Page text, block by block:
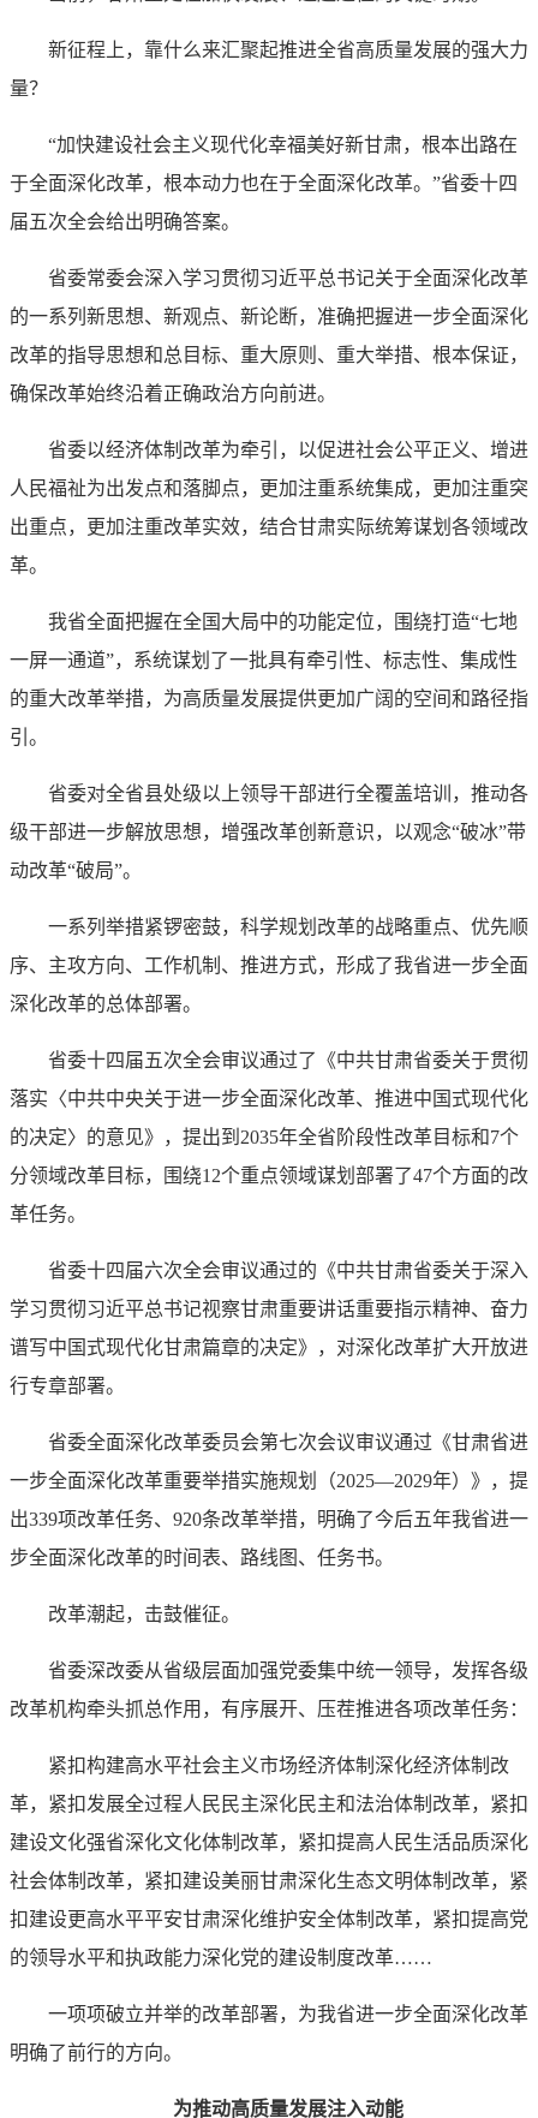
新征程上，靠什么来汇聚起推进全省高质量发展的强大力
量？
“加快建设社会主义现代化幸福美好新甘肃，根本出路在
于全面深化改革，根本动力也在于全面深化改革。”省委十四
届五次全会给出明确答案。
省委常委会深入学习贯彻习近平总书记关于全面深化改革
的一系列新思想、新观点、新论断，准确把握进一步全面深化
改革的指导思想和总目标、重大原则、重大举措、根本保证，
确保改革始终沿着正确政治方向前进。
省委以经济体制改革为牵引，以促进社会公平正义、增进
人民福祉为出发点和落脚点，更加注重系统集成，更加注重突
出重点，更加注重改革实效，结合甘肃实际统筹谋划各领域改
革。
我省全面把握在全国大局中的功能定位，围绕打造“七地
一屏一通道”，系统谋划了一批具有牵引性、标志性、集成性
的重大改革举措，为高质量发展提供更加广阔的空间和路径指
引。
省委对全省县处级以上领导干部进行全覆盖培训，推动各
级干部进一步解放思想，增强改革创新意识，以观念“破冰”带
动改革“破局”。
一系列举措紧锣密鼓，科学规划改革的战略重点、优先顺
序、主攻方向、工作机制、推进方式，形成了我省进一步全面
深化改革的总体部署。
省委十四届五次全会审议通过了《中共甘肃省委关于贯彻
落实〈中共中央关于进一步全面深化改革、推进中国式现代化
的决定〉的意见》，提出到2035年全省阶段性改革目标和7个
分领域改革目标，围绕12个重点领域谋划部署了47个方面的改
革任务。
省委十四届六次全会审议通过的《中共甘肃省委关于深入
学习贯彻习近平总书记视察甘肃重要讲话重要指示精神、奋力
谱写中国式现代化甘肃篇章的决定》，对深化改革扩大开放进
行专章部署。
省委全面深化改革委员会第七次会议审议通过《甘肃省进
一步全面深化改革重要举措实施规划（2025—2029年）》，提
出339项改革任务、920条改革举措，明确了今后五年我省进一
步全面深化改革的时间表、路线图、任务书。
改革潮起，击鼓催征。
省委深改委从省级层面加强党委集中统一领导，发挥各级
改革机构牵头抓总作用，有序展开、压茬推进各项改革任务：
紧扣构建高水平社会主义市场经济体制深化经济体制改
革，紧扣发展全过程人民民主深化民主和法治体制改革，紧扣
建设文化强省深化文化体制改革，紧扣提高人民生活品质深化
社会体制改革，紧扣建设美丽甘肃深化生态文明体制改革，紧
扣建设更高水平平安甘肃深化维护安全体制改革，紧扣提高党
的领导水平和执政能力深化党的建设制度改革……
一项项破立并举的改革部署，为我省进一步全面深化改革
明确了前行的方向。
为推动高质量发展注入动能